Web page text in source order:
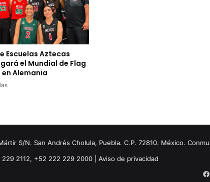
Escuelas Aztecas
el Mundial de Flag
Alemania
S/N. San Andrés Cholula, Puebla. C.P. 72810. México.
2112, +52 222 229 2000 | Aviso de privacidad